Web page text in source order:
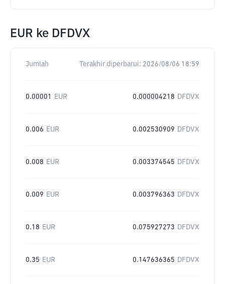
EUR ke DFDVX
Jumlah Terakhir diperbarui: 2026/08/06 18:59
0.00001 EUR 0.000004218 DFDVX
0.006 EUR 0.002530909 DFDVX
0.008 EUR 0.003374545 DFDVX
0.009 EUR 0.003796363 DFDVX
0.18 EUR 0.075927273 DFDVX
0.35 EUR 0.147636365 DFDVX